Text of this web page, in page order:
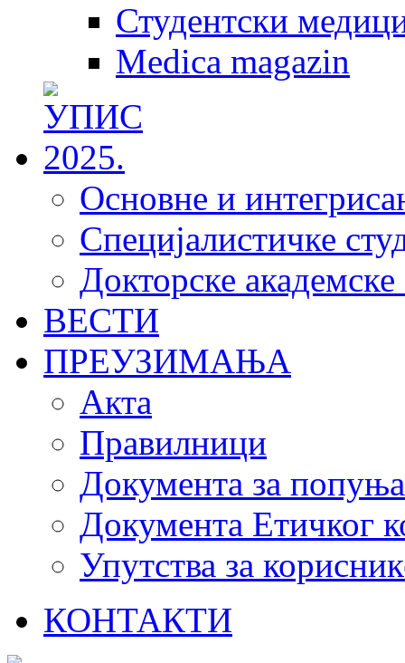
Студентски
Medica magazin
Основне и
Специјалистичке
Докторске академске
ВЕСТИ
ПРЕУЗИМАЊА
Акта
Правилници
Документа за
Документа Етичког
Упутства за
КОНТАКТИ